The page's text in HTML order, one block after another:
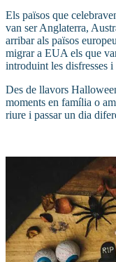
Els països que
van ser Anglaterra,
arribar als països
migrar a EUA els que
introduint les disfresses
Des de llavors
moments en família o
riure i passar un dia